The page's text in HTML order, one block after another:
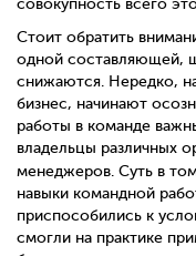
совокупность всего
Стоит обратить
одной составляющей,
снижаются. Нередко,
бизнес, начинают
работы в команде
владельцы различных
менеджеров. Суть в
навыки командной
приспособились к
смогли на практике